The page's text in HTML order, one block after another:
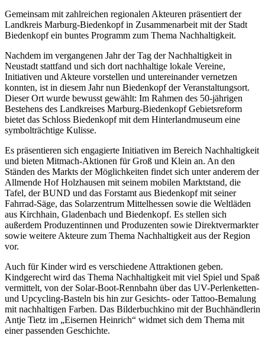
Gemeinsam mit zahlreichen regionalen Akteuren präsentiert der
Landkreis Marburg-Biedenkopf in Zusammenarbeit mit der Stadt
Biedenkopf ein buntes Programm zum Thema Nachhaltigkeit.
Nachdem im vergangenen Jahr der Tag der Nachhaltigkeit in
Neustadt stattfand und sich dort nachhaltige lokale Vereine,
Initiativen und Akteure vorstellen und untereinander vernetzen
konnten, ist in diesem Jahr nun Biedenkopf der Veranstaltungsort.
Dieser Ort wurde bewusst gewählt: Im Rahmen des 50-jährigen
Bestehens des Landkreises Marburg-Biedenkopf Gebietsreform
bietet das Schloss Biedenkopf mit dem Hinterlandmuseum eine
symbolträchtige Kulisse.
Es präsentieren sich engagierte Initiativen im Bereich Nachhaltigkeit
und bieten Mitmach-Aktionen für Groß und Klein an. An den
Ständen des Markts der Möglichkeiten findet sich unter anderem der
Allmende Hof Holzhausen mit seinem mobilen Marktstand, die
Tafel, der BUND und das Forstamt aus Biedenkopf mit seiner
Fahrrad-Säge, das Solarzentrum Mittelhessen sowie die Weltläden
aus Kirchhain, Gladenbach und Biedenkopf. Es stellen sich
außerdem Produzentinnen und Produzenten sowie Direktvermarkter
sowie weitere Akteure zum Thema Nachhaltigkeit aus der Region
vor.
Auch für Kinder wird es verschiedene Attraktionen geben.
Kindgerecht wird das Thema Nachhaltigkeit mit viel Spiel und Spaß
vermittelt, von der Solar-Boot-Rennbahn über das UV-Perlenketten-
und Upcycling-Basteln bis hin zur Gesichts- oder Tattoo-Bemalung
mit nachhaltigen Farben. Das Bilderbuchkino mit der Buchhändlerin
Antje Tietz im „Eisernen Heinrich“ widmet sich dem Thema mit
einer passenden Geschichte.